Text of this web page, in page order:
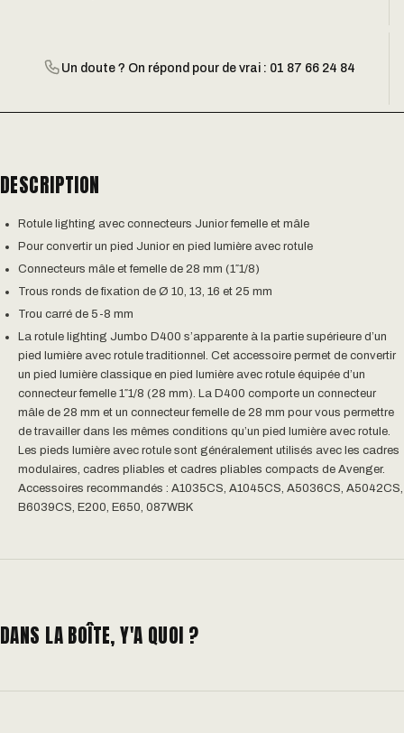
Un doute ? On répond pour de vrai : 01 87 66 24 84
DESCRIPTION
Rotule lighting avec connecteurs Junior femelle et mâle
Pour convertir un pied Junior en pied lumière avec rotule
Connecteurs mâle et femelle de 28 mm (1″1/8)
Trous ronds de fixation de Ø 10, 13, 16 et 25 mm
Trou carré de 5-8 mm
La rotule lighting Jumbo D400 s’apparente à la partie supérieure d’un
pied lumière avec rotule traditionnel. Cet accessoire permet de convertir
un pied lumière classique en pied lumière avec rotule équipée d’un
connecteur femelle 1″1/8 (28 mm). La D400 comporte un connecteur
mâle de 28 mm et un connecteur femelle de 28 mm pour vous permettre
de travailler dans les mêmes conditions qu’un pied lumière avec rotule.
Les pieds lumière avec rotule sont généralement utilisés avec les cadres
modulaires, cadres pliables et cadres pliables compacts de Avenger.
Accessoires recommandés : A1035CS, A1045CS, A5036CS, A5042CS,
B6039CS, E200, E650, 087WBK
DANS LA BOÎTE, Y'A QUOI ?